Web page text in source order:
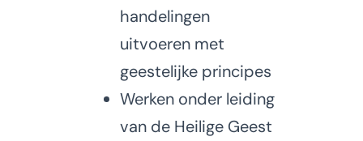
handelingen
uitvoeren met
geestelijke principes
Werken onder leiding
van de Heilige Geest